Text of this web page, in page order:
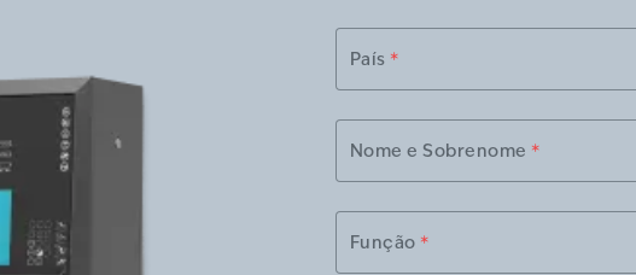
País *
Nome e Sobrenome *
Função *